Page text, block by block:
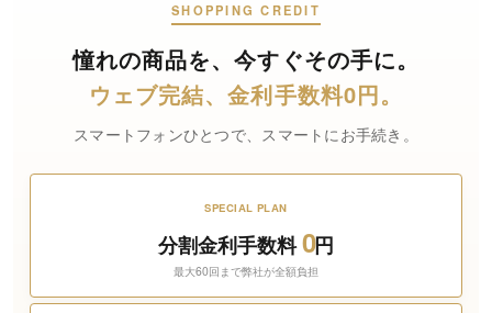
SHOPPING CREDIT
憧れの商品を、今すぐその手に。
ウェブ完結、金利手数料0円。
スマートフォンひとつで、スマートにお手続き。
SPECIAL PLAN
分割金利手数料0円
最大60回まで弊社が全額負担